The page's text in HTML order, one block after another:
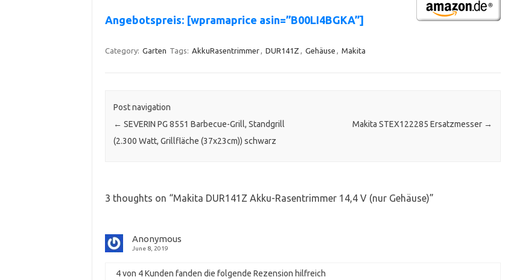
Angebotspreis: [wpramaprice asin=”B00LI4BGKA”]
Category: Garten Tags: AkkuRasentrimmer, DUR141Z , Gehäuse , Makita
Post navigation
← SEVERIN PG 8551 Barbecue-Grill, Standgrill
(2.300 Watt, Grillfläche (37x23cm)) schwarz
Makita STEX122285 Ersatzmesser →
3 thoughts on “Makita DUR141Z Akku-Rasentrimmer 14,4 V (nur Gehäuse)”
Anonymous
June 8, 2019
4 von 4 Kunden fanden die folgende Rezension hilfreich